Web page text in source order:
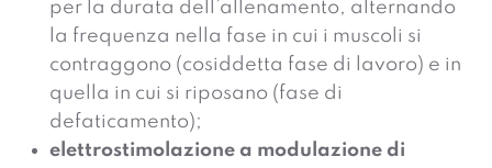
per la durata dell’allenamento, alternando
la frequenza nella fase in cui i muscoli si
contraggono (cosiddetta fase di lavoro) e in
quella in cui si riposano (fase di
defaticamento);
elettrostimolazione a modulazione di